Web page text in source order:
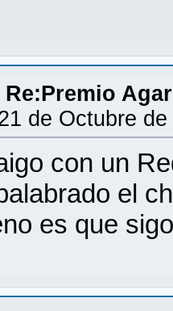
Re:Premio
de Octubre
con un
el
es que